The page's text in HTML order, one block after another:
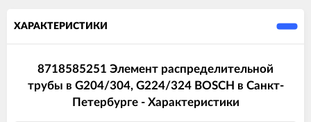
ХАРАКТЕРИСТИКИ
8718585251 Элемент распределительной
трубы в G204/304, G224/324 BOSCH в Санкт-
Петербурге - Характеристики